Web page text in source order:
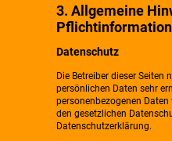
3. Allgemeine
Datenschutz
Die Betreiber dieser Seiten
persönlichen Daten sehr
personenbezogenen
den gesetzlichen
Datenschutzerklärung.